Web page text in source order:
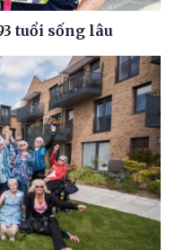
tuổi sống lâu